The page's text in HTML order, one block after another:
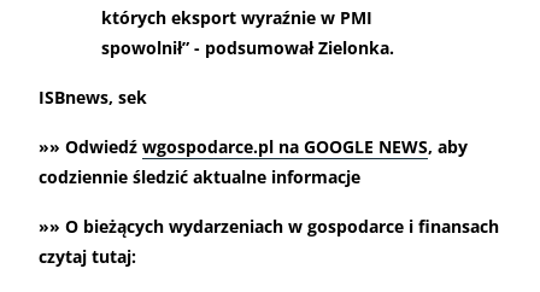
których eksport wyraźnie w PMI
spowolnił” - podsumował Zielonka.
ISBnews, sek
»» Odwiedź wgospodarce.pl na GOOGLE NEWS, aby
codziennie śledzić aktualne informacje
»» O bieżących wydarzeniach w gospodarce i finansach
czytaj tutaj: